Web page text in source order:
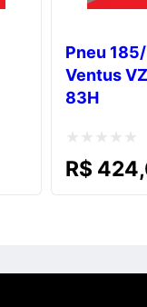
Pneu
Ventus
83H
Avaliação
R$